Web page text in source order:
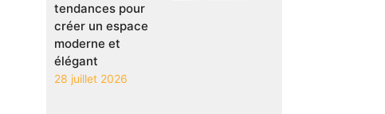
tendances pour
créer un espace
moderne et
élégant
28 juillet 2026